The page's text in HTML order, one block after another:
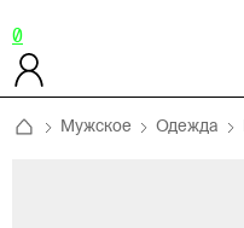
0
Мужское Одежда